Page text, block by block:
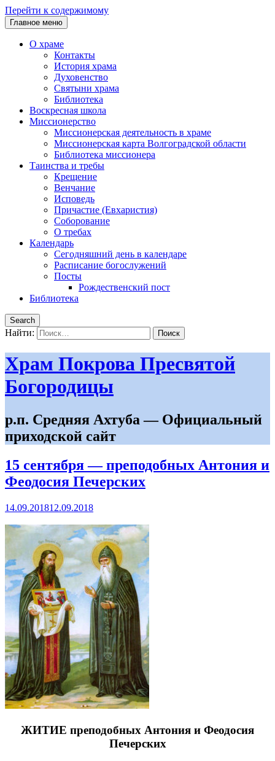
Перейти к содержимому
Главное меню
О храме
Контакты
История храма
Духовенство
Святыни храма
Библиотека
Воскресная школа
Миссионерство
Миссионерская деятельность в храме
Миссионерская карта Волгоградской области
Библиотека миссионера
Таинства и требы
Крещение
Венчание
Исповедь
Причастие (Евхаристия)
Соборование
О требах
Календарь
Сегодняшний день в календаре
Расписание богослужений
Посты
Рождественский пост
Библиотека
Search
Найти:
Храм Покрова Пресвятой
Богородицы
р.п. Средняя Ахтуба — Официальный
приходской сайт
15 сентября — преподобных Антония и
Феодосия Печерских
14.09.201812.09.2018
ЖИТИЕ преподобных Антония и Феодосия
Печерских